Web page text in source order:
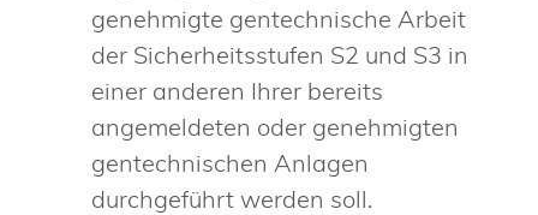
genehmigte gentechnische Arbeit
der Sicherheitsstufen S2 und S3 in
einer anderen Ihrer bereits
angemeldeten oder genehmigten
gentechnischen Anlagen
durchgeführt werden soll.